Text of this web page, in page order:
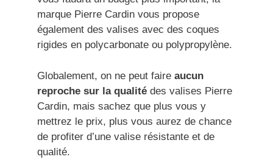
marque Pierre Cardin vous propose
également des valises avec des coques
rigides en polycarbonate ou polypropylène.
Globalement, on ne peut faire aucun
reproche sur la qualité des valises Pierre
Cardin, mais sachez que plus vous y
mettrez le prix, plus vous aurez de chance
de profiter d’une valise résistante et de
qualité.